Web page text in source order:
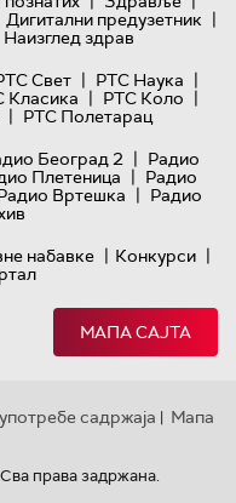
Дигитални предузетник |
Наизглед здрав
Свет | РТС Наука |
Класика | РТС Коло |
| РТС Полетарац
Београд 2 | Радио
Плетеница | Радио
Вртешка | Радио
набавке | Конкурси |
МАПА САЈТА
садржаја | Мапа
права задржана.